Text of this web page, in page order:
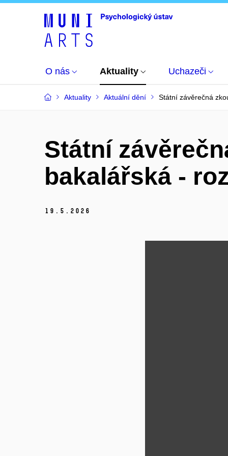
O nás Aktuality Uchazeči
Aktuality Aktuální dění Státní závěrečná
Státní
bakalářská -
19. 5. 2026